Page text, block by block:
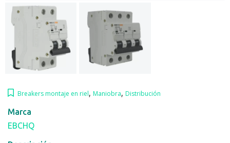
Breakers montaje en riel, Maniobra, Distribución
Marca
EBCHQ